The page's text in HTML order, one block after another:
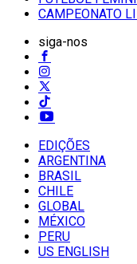
CAMPEONATO
siga-nos
EDIÇÕES
ARGENTINA
BRASIL
CHILE
GLOBAL
MÉXICO
PERU
US ENGLISH